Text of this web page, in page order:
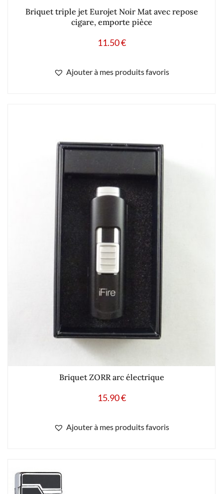
Briquet triple jet Eurojet Noir Mat avec repose
cigare, emporte pièce
11.50€
Ajouter à mes produits favoris
Briquet ZORR arc électrique
15.90€
Ajouter à mes produits favoris